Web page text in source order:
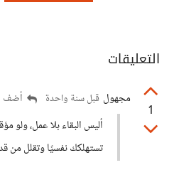
التعليقات
1
مجهول قبل سنة واحدة
أضف
أليس البقاء بلا عمل، ولو
تستهلكك نفسيًا وتقلل من